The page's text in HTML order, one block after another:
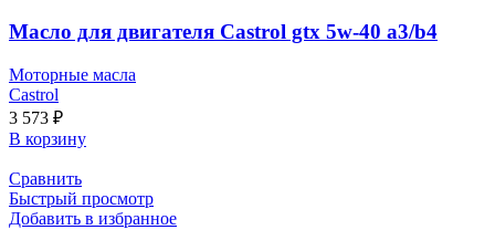
Масло для двигателя Castrol gtx 5w-40 a3/b4
Моторные масла
Castrol
3 573 ₽
В корзину
Сравнить
Быстрый просмотр
Добавить в избранное